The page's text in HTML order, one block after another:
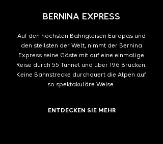
BERNINA EXPRESS
ENTDECKEN SIE MEHR
Auf den höchsten Bahngleisen Europas und
den steilsten der Welt, nimmt der Bernina
Express seine Gäste mit auf eine einmalige
Reise durch 55 Tunnel und über 196 Brücken.
Keine Bahnstrecke durchquert die Alpen auf
so spektakuläre Weise.